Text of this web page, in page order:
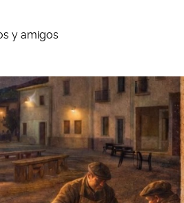
y amigos